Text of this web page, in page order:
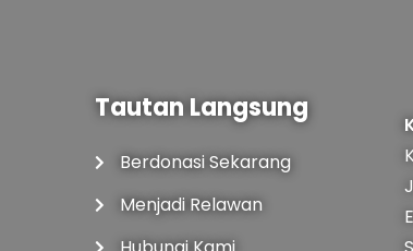
Tautan Langsung
Berdonasi Sekarang
Menjadi Relawan